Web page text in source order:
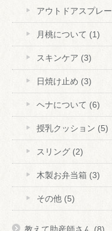
アウトドアスプレー
月桃について (1)
スキンケア (3)
日焼け止め (3)
ヘナについて (6)
授乳クッション (5)
スリング (2)
木製お弁当箱 (3)
その他 (5)
教えて助産師さん (8)